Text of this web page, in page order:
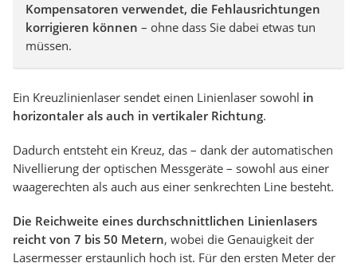
Kompensatoren verwendet, die Fehlausrichtungen
korrigieren können – ohne dass Sie dabei etwas tun
müssen.
Ein Kreuzlinienlaser sendet einen Linienlaser sowohl in
horizontaler als auch in vertikaler Richtung.
Dadurch entsteht ein Kreuz, das – dank der automatischen
Nivellierung der optischen Messgeräte – sowohl aus einer
waagerechten als auch aus einer senkrechten Line besteht.
Die Reichweite eines durchschnittlichen Linienlasers
reicht von 7 bis 50 Metern, wobei die Genauigkeit der
Lasermesser erstaunlich hoch ist. Für den ersten Meter der